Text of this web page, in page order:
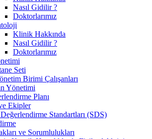
Nasıl Gidilir ?
Doktorlarımız
Klinik Hakkında
Nasıl Gidilir ?
Doktorlarımız
Seti
Birimi Çalışanları
Yönetimi
Planı
Ekipler
Değerlendirme Standartları (SDS)
ve Sorumlulukları